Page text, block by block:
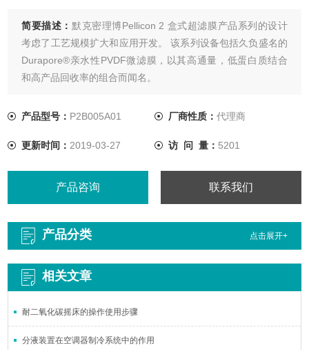
简要描述： 默克密理博Pellicon 2 盒式超滤膜产品系列的设计
考虑了工艺规模扩大和应用开发。 该系列设备包括久负盛名的
Durapore®亲水性PVDF微滤膜，以其高通量，低蛋白质结合
和高产品回收率的组合而闻名。
产品型号： P2B005A01 厂商性质： 代理商
更新时间： 2019-03-27 访 问 量： 5201
产品咨询 联系我们
产品分类 点击展开+
相关文章
耐二氧化碳摇床的操作使用步骤
分液装置在空调器制冷系统中的作用